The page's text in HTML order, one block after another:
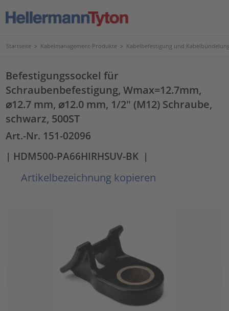
Startseite > Kabelmanagement-Produkte > Kabelbefestigung und
Befestigungssockel für
Schraubenbefestigung, Wmax=12.7mm,
⌀12.7 mm, ⌀12.0 mm, 1/2" (M12) Schraube,
schwarz, 500ST
Art.-Nr. 151-02096
| HDM500-PA66HIRHSUV-BK |
Artikelbezeichnung kopieren